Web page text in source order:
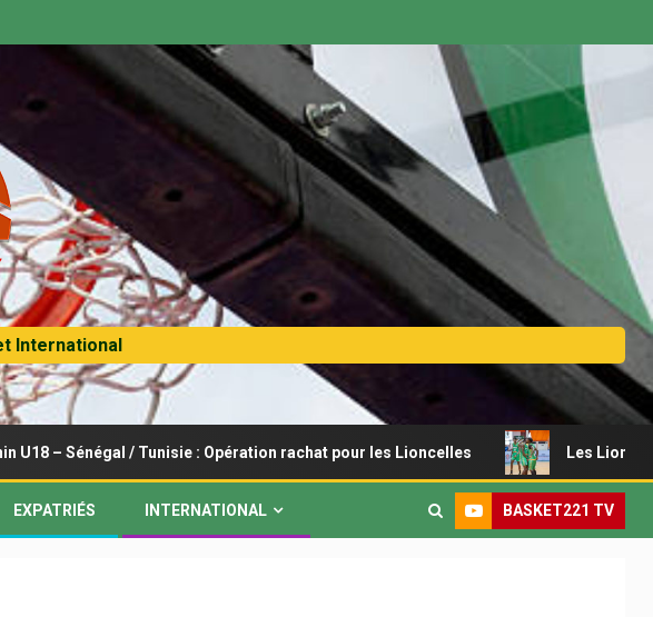
International
/ Tunisie : Opération rachat pour les Lioncelles Les Lionceaux
EXPATRIÉS INTERNATIONAL BASKET221 TV